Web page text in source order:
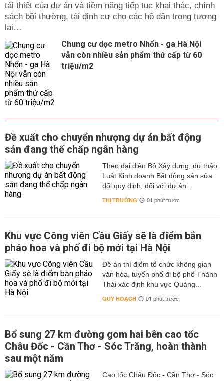
tái thiết của dự án và tiềm năng tiếp tục khai thác, chính
sách bồi thường, tái định cư cho các hộ dân trong tương
lai…
Chung cư dọc metro Nhổn - ga Hà Nội
vẫn còn nhiều sản phẩm thứ cấp từ 60
triệu/m2
Đề xuất cho chuyển nhượng dự án bất động
sản đang thế chấp ngân hàng
Theo đại diện Bộ Xây dựng, dự thảo
Luật Kinh doanh Bất động sản sửa
đổi quy định, đối với dự án...
THỊ TRƯỜNG 01 phút trước
Khu vực Công viên Cầu Giấy sẽ là điểm bắn
pháo hoa và phố đi bộ mới tại Hà Nội
Đề án thí điểm tổ chức không gian
văn hóa, tuyến phố đi bộ phố Thành
Thái xác định khu vực Quảng...
QUY HOẠCH 01 phút trước
Bổ sung 27 km đường gom hai bên cao tốc
Châu Đốc - Cần Thơ - Sóc Trăng, hoàn thành
sau một năm
Cao tốc Châu Đốc - Cần Thơ - Sóc